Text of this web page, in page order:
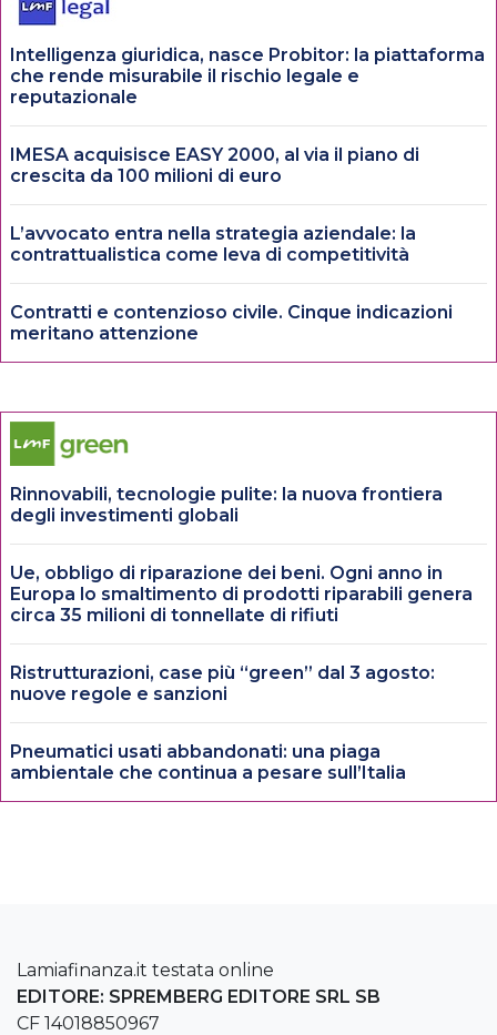
Intelligenza giuridica, nasce Probitor: la piattaforma
che rende misurabile il rischio legale e
reputazionale
IMESA acquisisce EASY 2000, al via il piano di
crescita da 100 milioni di euro
L’avvocato entra nella strategia aziendale: la
contrattualistica come leva di competitività
Contratti e contenzioso civile. Cinque indicazioni
meritano attenzione
Rinnovabili, tecnologie pulite: la nuova frontiera
degli investimenti globali
Ue, obbligo di riparazione dei beni. Ogni anno in
Europa lo smaltimento di prodotti riparabili genera
circa 35 milioni di tonnellate di rifiuti
Ristrutturazioni, case più “green” dal 3 agosto:
nuove regole e sanzioni
Pneumatici usati abbandonati: una piaga
ambientale che continua a pesare sull’Italia
Lamiafinanza.it testata online
EDITORE: SPREMBERG EDITORE SRL SB
CF 14018850967